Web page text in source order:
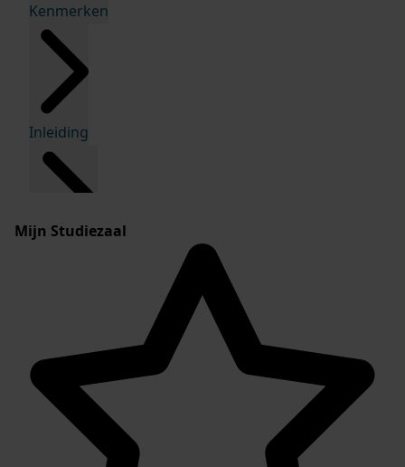
Kenmerken
Inleiding
Mijn Studiezaal